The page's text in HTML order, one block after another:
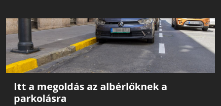
Itt a megoldás az albérlőknek a
parkolásra